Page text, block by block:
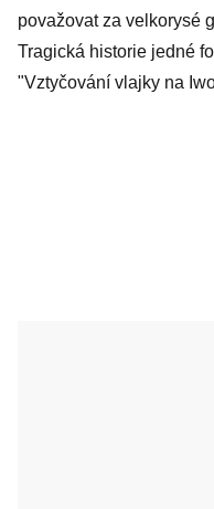
považovat za velkorysé
Tragická historie jedné
"Vztyčování vlajky na